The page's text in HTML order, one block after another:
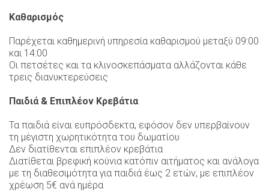
Καθαρισμός
Παρέχεται καθημερινή υπηρεσία καθαρισμού μεταξύ 09:00
και 14:00
Οι πετσέτες και τα κλινοσκεπάσματα αλλάζονται κάθε
τρεις διανυκτερεύσεις
Παιδιά & Επιπλέον Κρεβάτια
Τα παιδιά είναι ευπρόσδεκτα, εφόσον δεν υπερβαίνουν
τη μέγιστη χωρητικότητα του δωματίου
Δεν διατίθενται επιπλέον κρεβάτια
Διατίθεται βρεφική κούνια κατόπιν αιτήματος και ανάλογα
με τη διαθεσιμότητα για παιδιά έως 2 ετών, με επιπλέον
χρέωση 5€ ανά ημέρα